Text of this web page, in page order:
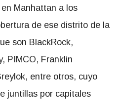
Manhattan a los
de ese distrito de la
son BlackRock,
PIMCO, Franklin
entre otros, cuyo
juntillas por capitales